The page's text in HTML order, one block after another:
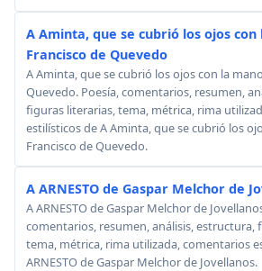
A Aminta, que se cubrió los ojos con
Francisco de Quevedo
A Aminta, que se cubrió los ojos con la
Quevedo. Poesía, comentarios, resumen,
figuras literarias, tema, métrica, rima
estilísticos de A Aminta, que se cubrió los
Francisco de Quevedo.
A ARNESTO de Gaspar Melchor de
A ARNESTO de Gaspar Melchor de
comentarios, resumen, análisis, estructura,
tema, métrica, rima utilizada, comentarios
ARNESTO de Gaspar Melchor de Jovellanos.